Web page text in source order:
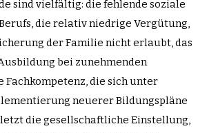
sind vielfältig: die fehlende soziale
die relativ niedrige Vergütung,
der Familie nicht erlaubt, das
bei zunehmenden
Fachkompetenz, die sich unter
neuerer Bildungspläne
die gesellschaftliche Einstellung,